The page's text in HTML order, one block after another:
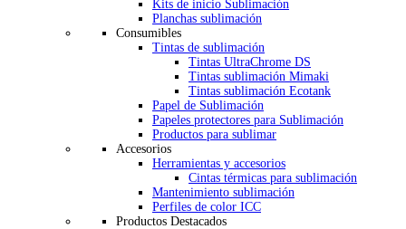
Kits de inicio Sublimación
Planchas sublimación
Consumibles
Tintas de sublimación
Tintas UltraChrome DS
Tintas sublimación Mimaki
Tintas sublimación Ecotank
Papel de Sublimación
Papeles protectores para Sublimación
Productos para sublimar
Accesorios
Herramientas y accesorios
Cintas térmicas para sublimación
Mantenimiento sublimación
Perfiles de color ICC
Productos Destacados